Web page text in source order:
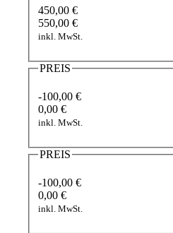
450,00 €
550,00 €
inkl. MwSt.
PREIS
-100,00 €
0,00 €
inkl. MwSt.
PREIS
-100,00 €
0,00 €
inkl. MwSt.